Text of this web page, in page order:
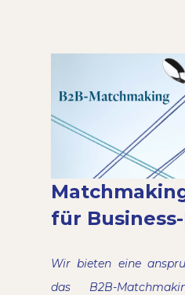
für
Wir bieten eine
das B2B-